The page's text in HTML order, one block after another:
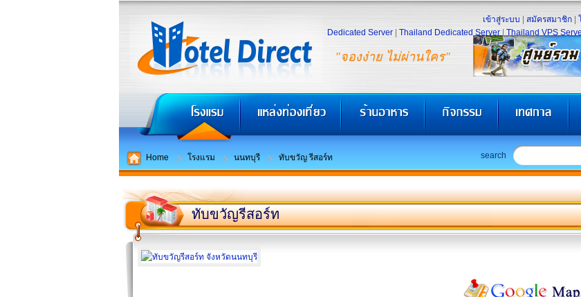
"จองง่าย ไม่ผ่านใคร"
เข้าสู่ระบบ สมัครสมาชิก
Dedicated Server
Thailand Dedicated Server Thailand VPS
Home โรงแรม นนทบุรี ทับขวัญ รีสอร์ท search
ทับขวัญรีสอร์ท